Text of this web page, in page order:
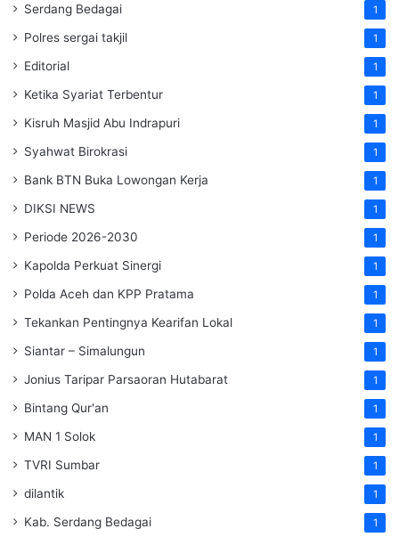
Serdang Bedagai 1
Polres sergai takjil 1
Editorial 1
Ketika Syariat Terbentur 1
Kisruh Masjid Abu Indrapuri 1
Syahwat Birokrasi 1
Bank BTN Buka Lowongan Kerja 1
DIKSI NEWS 1
Periode 2026-2030 1
Kapolda Perkuat Sinergi 1
Polda Aceh dan KPP Pratama 1
Tekankan Pentingnya Kearifan Lokal 1
Siantar – Simalungun 1
Jonius Taripar Parsaoran Hutabarat 1
Bintang Qur'an 1
MAN 1 Solok 1
TVRI Sumbar 1
dilantik 1
Kab. Serdang Bedagai 1